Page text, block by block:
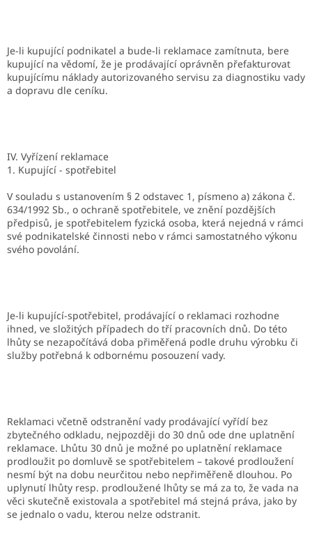
Je-li kupující podnikatel a bude-li reklamace zamítnuta, bere
kupující na vědomí, že je prodávající oprávněn přefakturovat
kupujícímu náklady autorizovaného servisu za diagnostiku vady
a dopravu dle ceníku.
IV. Vyřízení reklamace
1. Kupující - spotřebitel
V souladu s ustanovením § 2 odstavec 1, písmeno a) zákona č.
634/1992 Sb., o ochraně spotřebitele, ve znění pozdějších
předpisů, je spotřebitelem fyzická osoba, která nejedná v rámci
své podnikatelské činnosti nebo v rámci samostatného výkonu
svého povolání.
Je-li kupující-spotřebitel, prodávající o reklamaci rozhodne
ihned, ve složitých případech do tří pracovních dnů. Do této
lhůty se nezapočítává doba přiměřená podle druhu výrobku či
služby potřebná k odbornému posouzení vady.
Reklamaci včetně odstranění vady prodávající vyřídí bez
zbytečného odkladu, nejpozději do 30 dnů ode dne uplatnění
reklamace. Lhůtu 30 dnů je možné po uplatnění reklamace
prodloužit po domluvě se spotřebitelem – takové prodloužení
nesmí být na dobu neurčitou nebo nepřiměřeně dlouhou. Po
uplynutí lhůty resp. prodloužené lhůty se má za to, že vada na
věci skutečně existovala a spotřebitel má stejná práva, jako by
se jednalo o vadu, kterou nelze odstranit.